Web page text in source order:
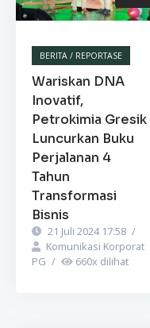
BERITA / REPORTASE
Wariskan DNA
Inovatif,
Petrokimia Gresik
Luncurkan Buku
Perjalanan 4
Tahun
Transformasi
Bisnis
21 Juli 2024 17:58 /
Komunikasi Korporat
PG / 660x dilihat